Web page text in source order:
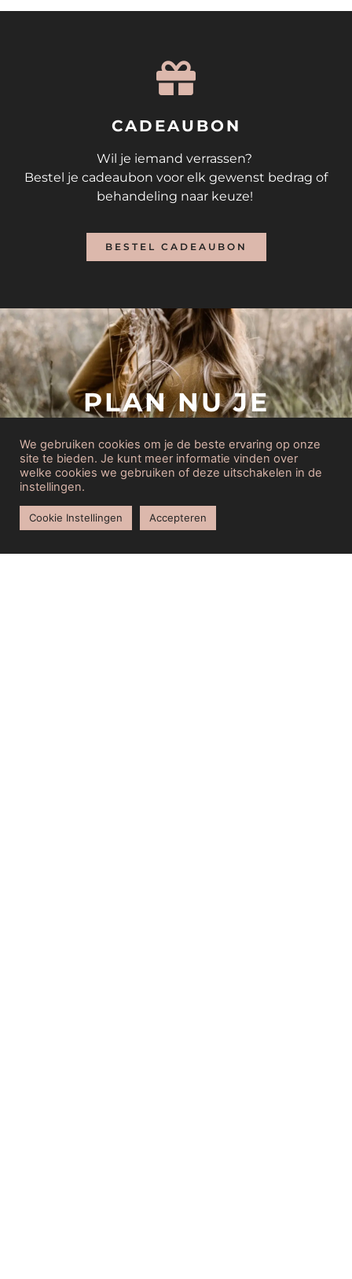
CADEAUBON
Wil je iemand verrassen?
Bestel je cadeaubon voor elk gewenst bedrag of
behandeling naar keuze!
BESTEL CADEAUBON
PLAN NU JE
AFSPRAAK
AFSPRAAK
We gebruiken cookies om je de beste ervaring op onze
site te bieden. Je kunt meer informatie vinden over
welke cookies we gebruiken of deze uitschakelen in de
instellingen.
Cookie Instellingen Accepteren